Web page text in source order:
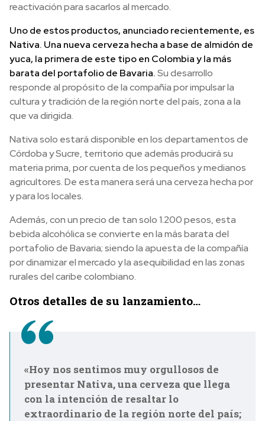
reactivación para sacarlos al mercado.
Uno de estos productos, anunciado recientemente, es
Nativa. Una nueva cerveza hecha a base de almidón de
yuca, la primera de este tipo en Colombia y la más
barata del portafolio de Bavaria.Su desarrollo
responde al propósito de la compañía por impulsar la
cultura y tradición de la región norte del país, zona a la
que va dirigida.
Nativa solo estará disponible en los departamentos de
Córdoba y Sucre, territorio que además producirá su
materia prima, por cuenta de los pequeños y medianos
agricultores. De esta manera será una cerveza hecha por
y para los locales.
Además, con un precio de tan solo 1.200 pesos, esta
bebida alcohólica se convierte en la más barata del
portafolio de Bavaria; siendo la apuesta de la compañía
por dinamizar el mercadoy la asequibilidad en las zonas
rurales del caribe colombiano.
Otros detalles de su lanzamiento…
«Hoy nos sentimos muy orgullosos de
presentar Nativa, una cerveza que llega
con la intención de resaltar lo
extraordinario de la región norte del país;